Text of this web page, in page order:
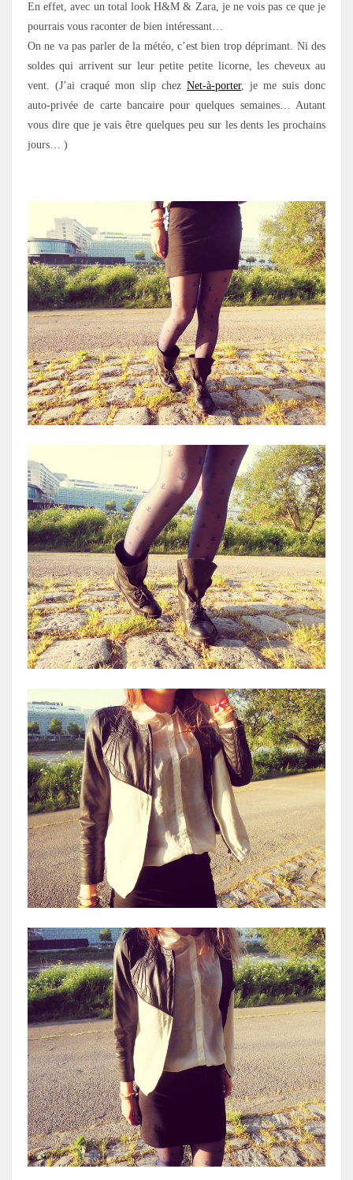
En effet, avec un total look H&M & Zara, je ne vois pas ce que je
pourrais vous raconter de bien intéressant…
On ne va pas parler de la météo, c’est bien trop déprimant. Ni des
soldes qui arrivent sur leur petite petite licorne, les cheveux au
vent. (J’ai craqué mon slip chez Net-à-porter, je me suis donc
auto-privée de carte bancaire pour quelques semaines… Autant
vous dire que je vais être quelques peu sur les dents les prochains
jours… )